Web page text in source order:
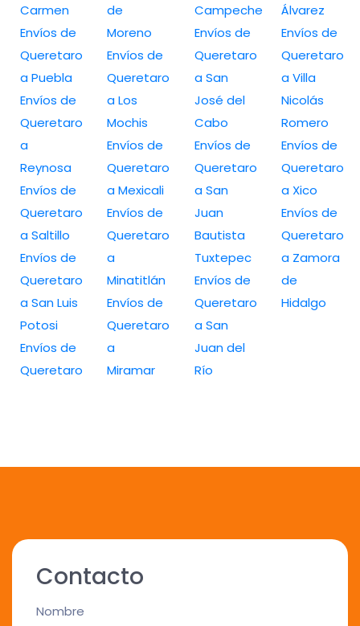
Carmen
Envíos de
Queretaro
a Puebla
Envíos de
Queretaro
a
Reynosa
Envíos de
Queretaro
a Saltillo
Envíos de
Queretaro
a San Luis
Potosi
Envíos de
Queretaro
de
Moreno
Envíos de
Queretaro
a Los
Mochis
Envíos de
Queretaro
a Mexicali
Envíos de
Queretaro
a
Minatitlán
Envíos de
Queretaro
a
Miramar
Campeche
Envíos de
Queretaro
a San
José del
Cabo
Envíos de
Queretaro
a San
Juan
Bautista
Tuxtepec
Envíos de
Queretaro
a San
Juan del
Río
Álvarez
Envíos de
Queretaro
a Villa
Nicolás
Romero
Envíos de
Queretaro
a Xico
Envíos de
Queretaro
a Zamora
de
Hidalgo
Contacto
Nombre